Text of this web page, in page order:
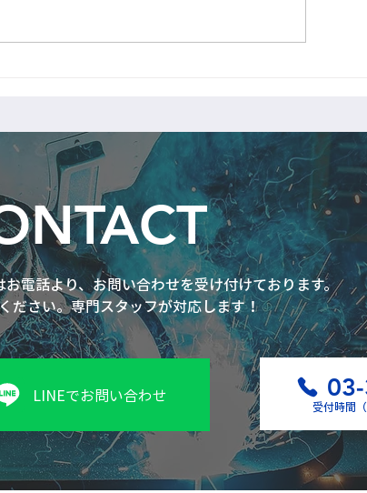
レクRリフォーム
電話より、お問い合わせを受け付けております。
ださい。専門スタッフが対応します！
受付時間
LINEでお問い合わせ